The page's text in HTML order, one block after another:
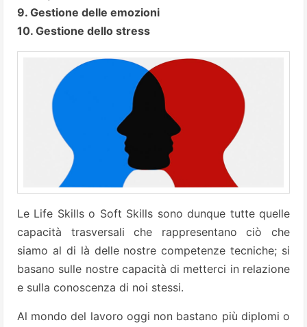
9. Gestione delle emozioni
10. Gestione dello stress
Le Life Skills o Soft Skills sono dunque tutte quelle
capacità trasversali che rappresentano ciò che
siamo al di là delle nostre competenze tecniche; si
basano sulle nostre capacità di metterci in relazione
e sulla conoscenza di noi stessi.
Al mondo del lavoro oggi non bastano più diplomi o